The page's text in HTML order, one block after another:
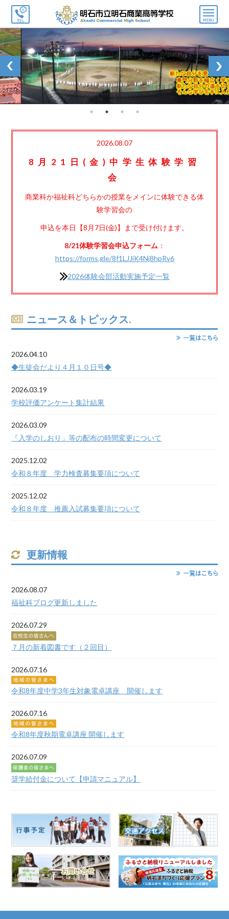
メ
ニ
ー
2026.08.07
8月21日(金)中学生体験学習
会
商業科か福祉科どちらかの授業をメインに体験できる体
験学習会の
申込を本日【8月7日(金)】まで受け付けます。
8/21体験学習会申込フォーム ：
https://forms.gle/8f1LJJiK4Nj8hpRv6
2026体験会部活動実施予定一覧
ニュース＆トピックス.
2026.04.10
◆生徒会だより４月１０日号◆
2026.03.19
学校評価アンケート集計結果
2026.03.09
『入学のしおり」等の配布の時間変更について
2025.12.02
令和８年度 学力検査募集要項について
2025.12.02
令和８年度 推薦入試募集要項について
更新情報
2026.08.07
福祉科ブログ更新しました
2026.07.29
７月の新着図書です（２回目）
2026.07.16
令和8年度中学3年生対象電卓講座 開催します
2026.07.16
令和8年度秋期電卓講座 開催します
2026.07.09
奨学給付金について【申請マニュアル】